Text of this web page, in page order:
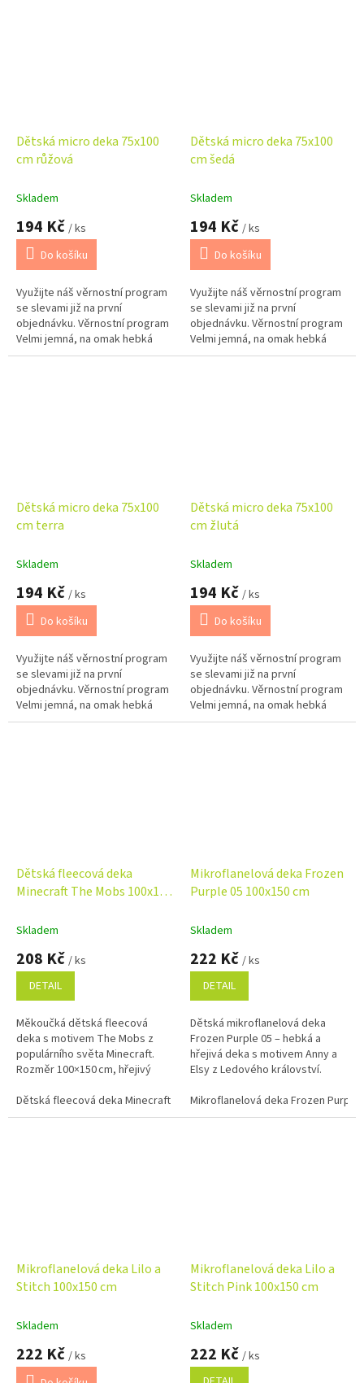
Dětská micro deka 75x100
cm růžová
Skladem
194 Kč / ks
Do košíku
Využijte náš věrnostní program
se slevami již na první
objednávku. Věrnostní program
Velmi jemná, na omak hebká
deka vhodná do kočárku nebo
Dětská micro deka 75x100
cm šedá
Skladem
194 Kč / ks
Do košíku
Využijte náš věrnostní program
se slevami již na první
objednávku. Věrnostní program
Velmi jemná, na omak hebká
deka vhodná do kočárku nebo
Dětská micro deka 75x100
cm terra
Skladem
194 Kč / ks
Do košíku
Využijte náš věrnostní program
se slevami již na první
objednávku. Věrnostní program
Velmi jemná, na omak hebká
deka vhodná do kočárku nebo
Dětská micro deka 75x100
cm žlutá
Skladem
194 Kč / ks
Do košíku
Využijte náš věrnostní program
se slevami již na první
objednávku. Věrnostní program
Velmi jemná, na omak hebká
deka vhodná do kočárku nebo
Dětská fleecová deka
Minecraft The Mobs 100x150
Skladem
208 Kč / ks
DETAIL
Měkoučká dětská fleecová
deka s motivem The Mobs z
populárního světa Minecraft.
Rozměr 100×150 cm, hřejivý
zaručují příjemné a bezpečné
používání....
Dětská fleecová deka Minecraft The Mobs 100x150 cm
Mikroflanelová deka Frozen
Purple 05 100x150 cm
Skladem
222 Kč / ks
DETAIL
Dětská mikroflanelová deka
Frozen Purple 05 – hebká a
hřejivá deka s motivem Anny a
Elsy z Ledového království.
podklad.
Mikroflanelová deka Frozen Purple
Mikroflanelová deka Lilo a
Stitch 100x150 cm
Skladem
222 Kč / ks
Mikroflanelová deka Lilo a
Stitch Pink 100x150 cm
Skladem
222 Kč / ks